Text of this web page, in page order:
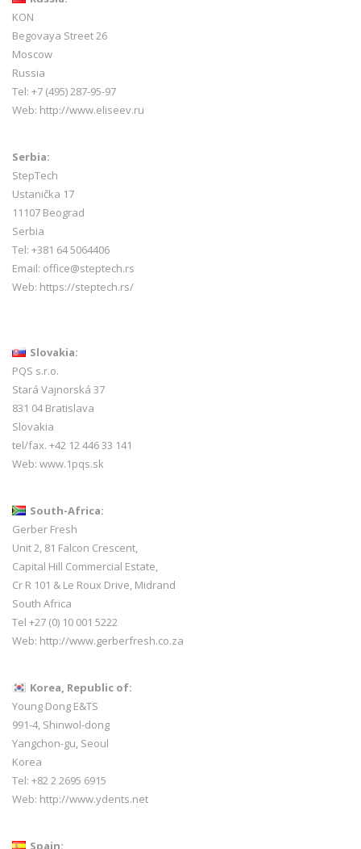
KON
Begovaya Street 26
Moscow
Russia
Tel: +7 (495) 287-95-97
Web: http://www.eliseev.ru
Serbia:
StepTech
Ustanička 17
11107 Beograd
Serbia
Tel: +381 64 5064406
Email: office@steptech.rs
Web: https://steptech.rs/
Slovakia:
PQS s.r.o.
Stará Vajnorská 37
831 04 Bratislava
Slovakia
tel/fax. +42 12 446 33 141
Web: www.1pqs.sk
South-Africa:
Gerber Fresh
Unit 2, 81 Falcon Crescent,
Capital Hill Commercial Estate,
Cr R 101 & Le Roux Drive, Midrand
South Africa
Tel +27 (0) 10 001 5222
Web: http://www.gerberfresh.co.za
Korea, Republic of:
Young Dong E&TS
991-4, Shinwol-dong
Yangchon-gu, Seoul
Korea
Tel: +82 2 2695 6915
Web: http://www.ydents.net
Spain: